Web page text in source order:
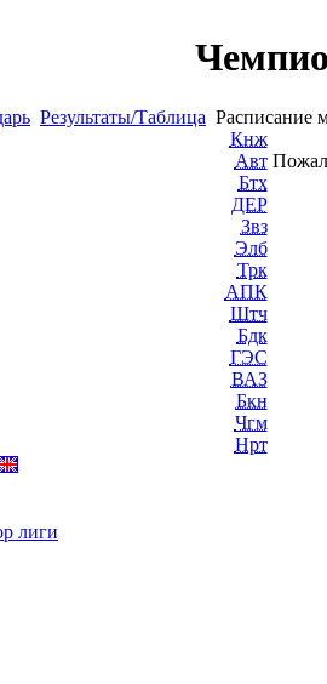
Результаты/Таблица Расписание
Кнж
Авт
Бтх
ДЕР
Звз
Элб
Трк
АПК
Штч
Бдк
ГЭС
ВАЗ
Бкн
Чгм
Нрт
лиги